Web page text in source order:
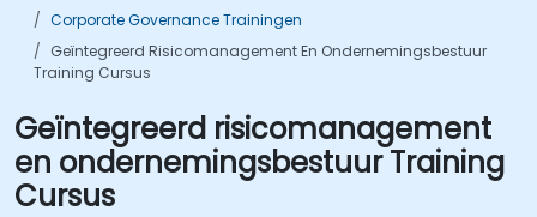
Corporate Governance Trainingen
Geïntegreerd Risicomanagement En Ondernemingsbestuur
Training Cursus
Geïntegreerd risicomanagement
en ondernemingsbestuur Training
Cursus